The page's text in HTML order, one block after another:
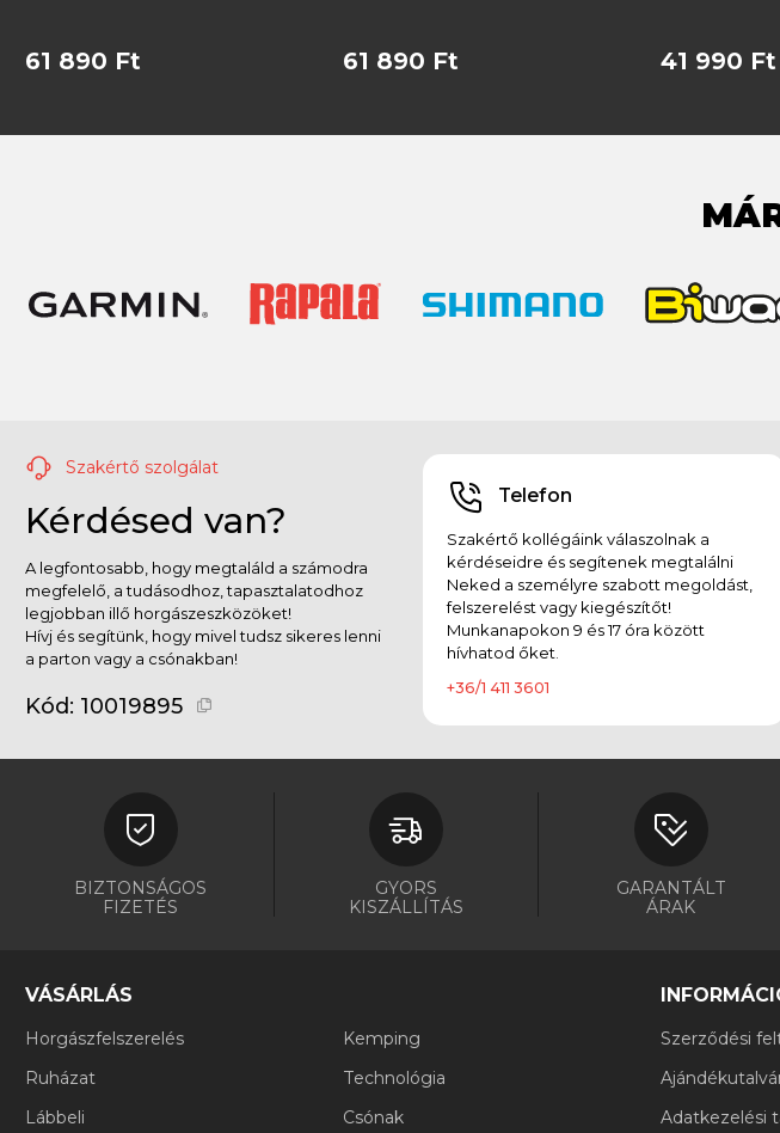
61 890 Ft 61 890 Ft 41 990 Ft
Szakértő szolgálat
Kérdésed van?
A legfontosabb, hogy megtaláld a számodra
megfelelő, a tudásodhoz, tapasztalatodhoz
legjobban illő horgászeszközöket!
Hívj és segítünk, hogy mivel tudsz sikeres lenni
a parton vagy a csónakban!
Kód: 10019895
Telefon
Szakértő kollégáink válaszolnak a
kérdéseidre és segítenek megtalálni
Neked a személyre szabott megoldást,
felszerelést vagy kiegészítőt!
Munkanapokon 9 és 17 óra között
hívhatod őket.
+36/1 411 3601
BIZTONSÁGOS
FIZETÉS
GYORS
KISZÁLLÍTÁS
GARANTÁLT
ÁRAK
VÁSÁRLÁS
Horgászfelszerelés
Ruházat
Lábbeli
Kemping
Technológia
Csónak
Szerződési
Adatkezelési